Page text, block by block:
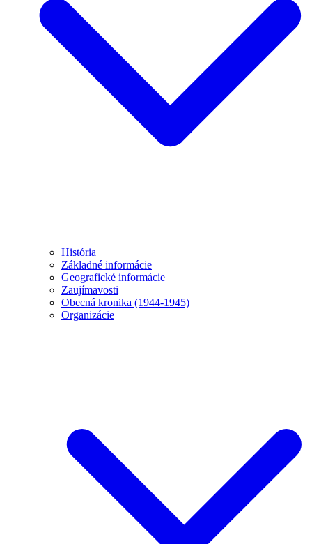
História
Základné informácie
Geografické informácie
Zaujímavosti
Obecná kronika (1944-1945)
Organizácie